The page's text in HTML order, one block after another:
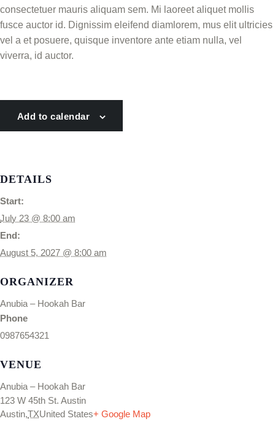
consectetuer mauris aliquam sem. Mi laoreet aliquet mollis
fusce auctor id. Dignissim eleifend diamlorem, mus elit ultricies
vel a et posuere, quisque inventore ante etiam nulla, vel
viverra, id auctor.
Add to calendar
DETAILS
Start:
July 23 @ 8:00 am
End:
August 5, 2027 @ 8:00 am
ORGANIZER
Anubia – Hookah Bar
Phone
0987654321
VENUE
Anubia – Hookah Bar
123 W 45th St. Austin
Austin,TXUnited States+ Google Map